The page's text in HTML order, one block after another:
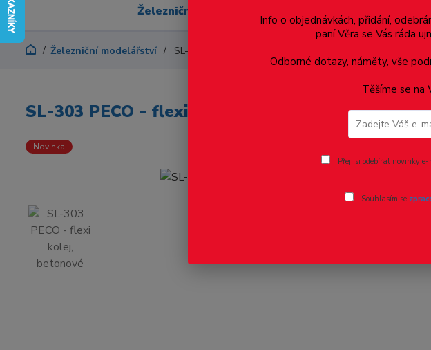
Železniční modelářství Dárkové poukazy,
Železniční modelářství SL-303 PECO - flexi kolej, betonové pražce, délka 914 mm
SL-303 PECO - flexi kolej, betonové pražce,
Novinka
Info o objednávkách, přidání,
paní Věra se Vás ráda
Odborné dotazy, náměty, vše
Těšíme se na
Přeji si odebírat novinky e-
Souhlasím se